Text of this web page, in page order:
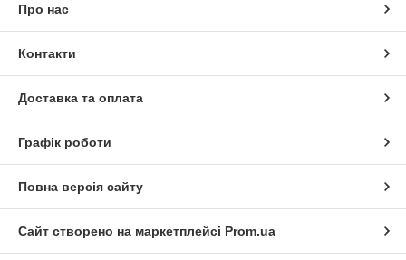
Про нас
Контакти
Доставка та оплата
Графік роботи
Повна версія сайту
Сайт створено на маркетплейсі Prom.ua